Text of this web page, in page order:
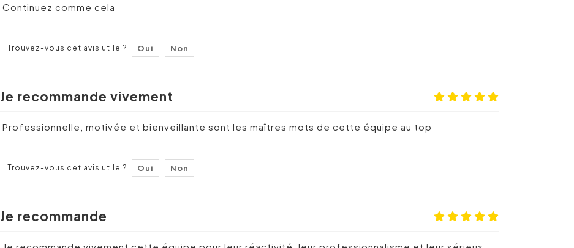
Continuez comme cela
Trouvez-vous cet avis utile ? Oui Non
Je recommande vivement
Professionnelle, motivée et bienveillante sont les maîtres mots de cette équipe au top
Trouvez-vous cet avis utile ? Oui Non
Je recommande